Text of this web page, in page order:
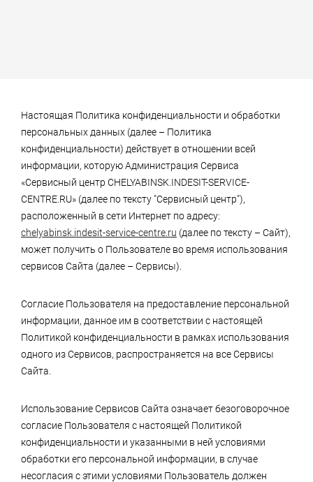
Настоящая Политика конфиденциальности и обработки
персональных данных (далее – Политика
конфиденциальности) действует в отношении всей
информации, которую Администрация Сервиса
«Сервисный центр CHELYABINSK.INDESIT-SERVICE-
CENTRE.RU» (далее по тексту "Сервисный центр"),
расположенный в сети Интернет по адресу:
chelyabinsk.indesit-service-centre.ru (далее по тексту – Сайт),
может получить о Пользователе во время использования
сервисов Сайта (далее – Сервисы).
Согласие Пользователя на предоставление персональной
информации, данное им в соответствии с настоящей
Политикой конфиденциальности в рамках использования
одного из Сервисов, распространяется на все Сервисы
Сайта.
Использование Сервисов Сайта означает безоговорочное
согласие Пользователя с настоящей Политикой
конфиденциальности и указанными в ней условиями
обработки его персональной информации, в случае
несогласия с этими условиями Пользователь должен